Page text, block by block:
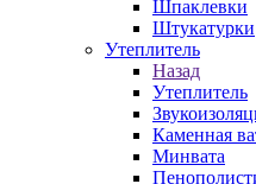
Шпаклевки
Штукатурки
Утеплитель
Назад
Утеплитель
Каменная
Минвата